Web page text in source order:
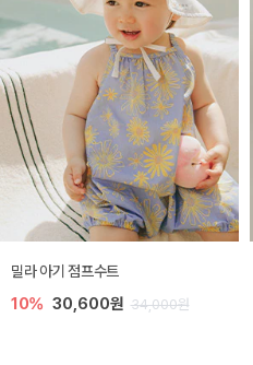
밀라 아기 점프수트
10% 30,600원 34,000원